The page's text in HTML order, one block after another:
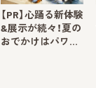
【PR】心踊る新体験
&展示が続々！夏の
おでかけはパワ…